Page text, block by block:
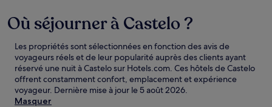
Où séjourner à Castelo ?
Les propriétés sont sélectionnées en fonction des avis de
voyageurs réels et de leur popularité auprès des clients ayant
réservé une nuit à Castelo sur Hotels.com. Ces hôtels de Castelo
offrent constamment confort, emplacement et expérience
voyageur. Dernière mise à jour le5 août 2026.
Masquer